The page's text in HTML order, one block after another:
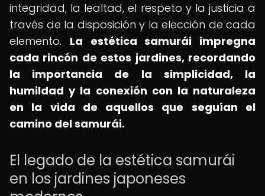
integridad, la lealtad, el respeto y la justicia a
través de la disposición y la elección de cada
elemento. La estética samurái impregna
cada rincón de estos jardines, recordando
la importancia de la simplicidad, la
humildad y la conexión con la naturaleza
en la vida de aquellos que seguían el
camino del samurái.
El legado de la estética samurái
en los jardines japoneses